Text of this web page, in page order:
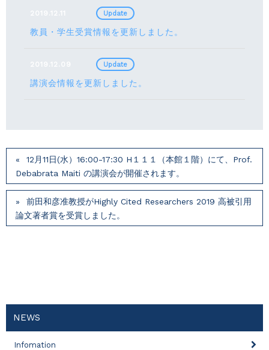
2019.12.11
教員・学生受賞情報を更新しました。
Update
2019.12.09
講演会情報を更新しました。
Update
12月11日(水）16:00-17:30 H１１１（本館１階）にて、Prof.
Debabrata Maiti の講演会が開催されます。
前田和彦准教授がHighly Cited Researchers 2019 高被引用
論文著者賞を受賞しました。
NEWS
Infomation